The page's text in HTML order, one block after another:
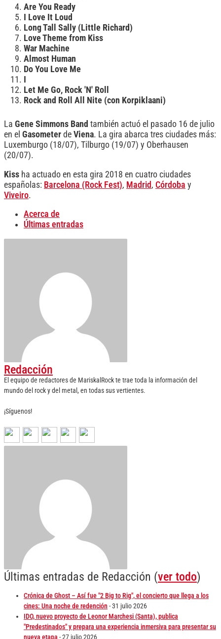
Are You Ready
I Love It Loud
Long Tall Sally (Little Richard)
Love Theme from Kiss
War Machine
Almost Human
Do You Love Me
I
Let Me Go, Rock 'N' Roll
Rock and Roll All Nite (con Korpiklaani)
La Gene Simmons Band también actuó el pasado 16 de julio
en el Gasometer de Viena. La gira abarca tres ciudades más:
Luxemburgo (18/07), Tilburgo (19/07) y Oberhausen
(20/07).
Kiss ha actuado en esta gira 2018 en cuatro ciudades
españolas: Barcelona (Rock Fest), Madrid , Córdoba y
Viveiro.
Acerca de
Últimas entradas
Redacción
El equipo de redactores de MariskalRock te trae toda la información del
mundo del rock y del metal, en todas sus vertientes.
¡Síguenos!
Últimas entradas de Redacción (ver todo)
Crónica de Ghost – Así fue "2 Big to Rig", el concierto que llega a los
cines: Una noche de redención - 31 julio 2026
IDO, nuevo proyecto de Leonor Marchesi (Santa), publica
"Predestinados" y prepara una experiencia inmersiva para presentar su
nueva etapa - 27 julio 2026